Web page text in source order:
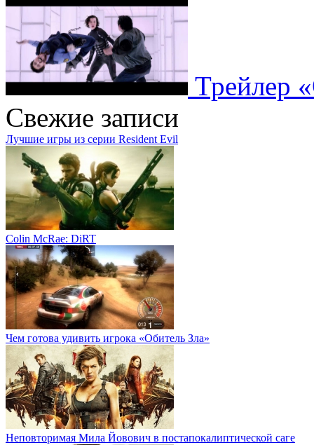
Трейлер
Свежие записи
Лучшие игры из серии Resident Evil
Colin McRae: DiRT
Чем готова удивить игрока «Обитель Зла»
Неповторимая Мила Йовович в постапокалиптической саге